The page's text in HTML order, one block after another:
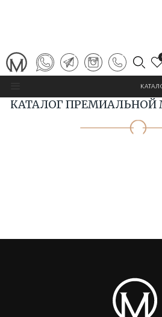
ГЛАВНАЯ КАТАЛОГ
КАТАЛОГ ПРЕМИАЛЬНОЙ